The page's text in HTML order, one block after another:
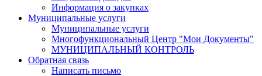
Информация о закупках
Муниципальные услуги
Муниципальные услуги
Многофункциональный Центр "Мои Документы"
МУНИЦИПАЛЬНЫЙ КОНТРОЛЬ
Обратная связь
Написать письмо